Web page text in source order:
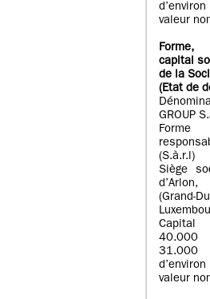
valeur
capital
de la
(Etat de
GROUP
(S.à.r.l)
Siège
40.000
31.000
valeur